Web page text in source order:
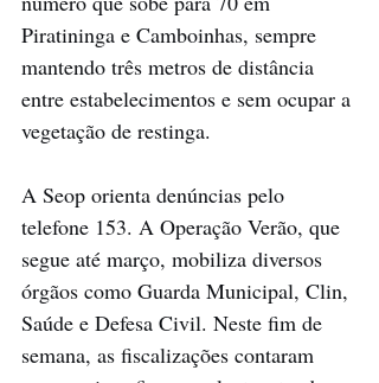
Piratininga e Camboinhas, sempre
mantendo três metros de distância
entre estabelecimentos e sem ocupar a
vegetação de restinga.
A Seop orienta denúncias pelo
telefone 153. A Operação Verão, que
segue até março, mobiliza diversos
órgãos como Guarda Municipal, Clin,
Saúde e Defesa Civil. Neste fim de
semana, as fiscalizações contaram